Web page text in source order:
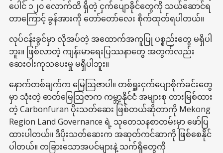
ပေါင် ၁၂၀ လောက်ထိ ရှိတဲ့ ငှက်ပျောခိုင်တွေကို သယ်ဆောင်ရ
တာကြောင့် ခွန်အားကို တော်တော်လေး စိုက်ထုတ်ရပါတယ်။
လုပ်ငန်းခွင်မှာ လိုအပ်တဲ့ အထောက်အကူပြု ပစ္စည်းတွေ မရှိပါ
ဘူး။ ဖြစ်လာတဲ့ ကျန်းမာရေးပြဿနာတွေ အတွက်လည်း
ဆေးဝါးကုသပေးမှု မရှိပါဘူး။
နောက်တစ်ချက်က မြေဩဇာပါ။ တစ်ရှူးငှက်ပျောစိုက်ခင်းတွေ
မှာ သုံးတဲ့ ဓာတ်မြေဩဇာက ကမ္ဘာ့နိုင်ငံ အများစု တားမြစ်ထား
တဲ့ Carbonfuran ပိုးသတ်ဆေး ဖြစ်တယ်ဆိုတာကို Mekong
Region Land Governance ရဲ့ သုတေသနစာတမ်းမှာ ဖော်ပြ
ထားပါတယ်။ ဒီပိုးသတ်ဆေးက အဆုတ်ကင်ဆာကို ဖြစ်စေနိုင်
ပါတယ်။ တခြားသောအပင်များနဲ့ သက်ရှိတွေကို